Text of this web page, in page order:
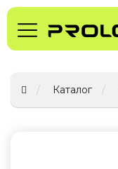
Каталог